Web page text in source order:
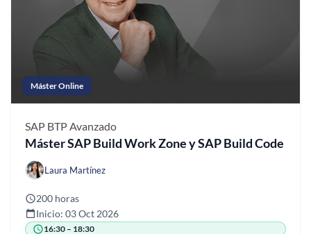
Máster Online
SAP BTP Avanzado
Máster SAP Build Work Zone y SAP Build Code
Laura Martínez
200 horas
Inicio: 03 Oct 2026
16:30 – 18:30